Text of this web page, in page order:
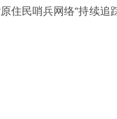
住民哨兵网络”持续追